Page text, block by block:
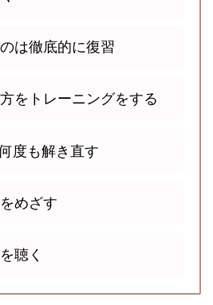
は徹底的に復習
をトレーニングをする
度も解き直す
めざす
聴く